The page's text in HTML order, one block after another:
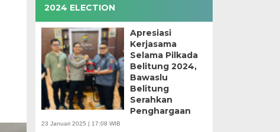
2024 ELECTION
Apresiasi
Kerjasama
Selama Pilkada
Belitung 2024,
Bawaslu
Belitung
Serahkan
Penghargaan
23 Januari 2025 | 17:08 WIB